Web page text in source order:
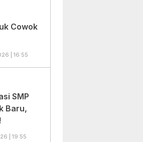
Cowok
| 16:55
SMP
Baru,
| 19:55